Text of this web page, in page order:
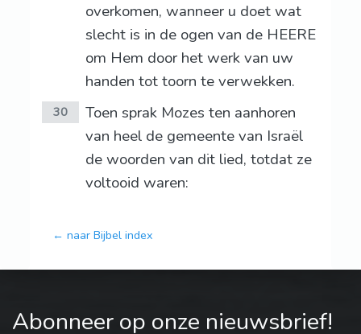
overkomen, wanneer u doet wat
slecht is in de ogen van de HEERE
om Hem door het werk van uw
handen tot toorn te verwekken.
30
Toen sprak Mozes ten aanhoren
van heel de gemeente van Israël
de woorden van dit lied, totdat ze
voltooid waren:
← naar Bijbel index
Abonneer op onze nieuwsbrief!